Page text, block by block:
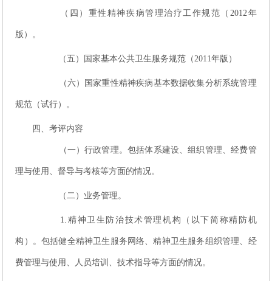
（四）重性精神疾病管理治疗工作规范（2012年
版）。
（五）国家基本公共卫生服务规范（2011年版）
（六）国家重性精神疾病基本数据收集分析系统管理
规范（试行）。
四、考评内容
（一）行政管理。包括体系建设、组织管理、经费管
理与使用、督导与考核等方面的情况。
（二）业务管理。
1.精神卫生防治技术管理机构（以下简称精防机
构）。包括健全精神卫生服务网络、精神卫生服务组织管理、经
费管理与使用、人员培训、技术指导等方面的情况。